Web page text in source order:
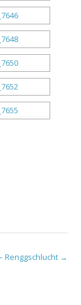
Renggschlucht →